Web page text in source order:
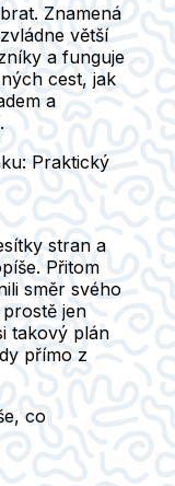
Znamená
větší
a funguje
cest, jak
a
Praktický
stran a
Přitom
směr svého
jen
takový plán
přímo z
co